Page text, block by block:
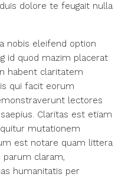
dolore te feugait nulla
nobis eleifend option
id quod mazim placerat
habent claritatem
qui facit eorum
lectores
Claritas est etiam
mutationem
est notare quam littera
claram,
humanitatis per